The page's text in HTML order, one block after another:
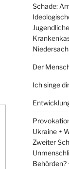
Schade:
Der
Ich singe dir
Ukraine +
Zweiter
Behörden?